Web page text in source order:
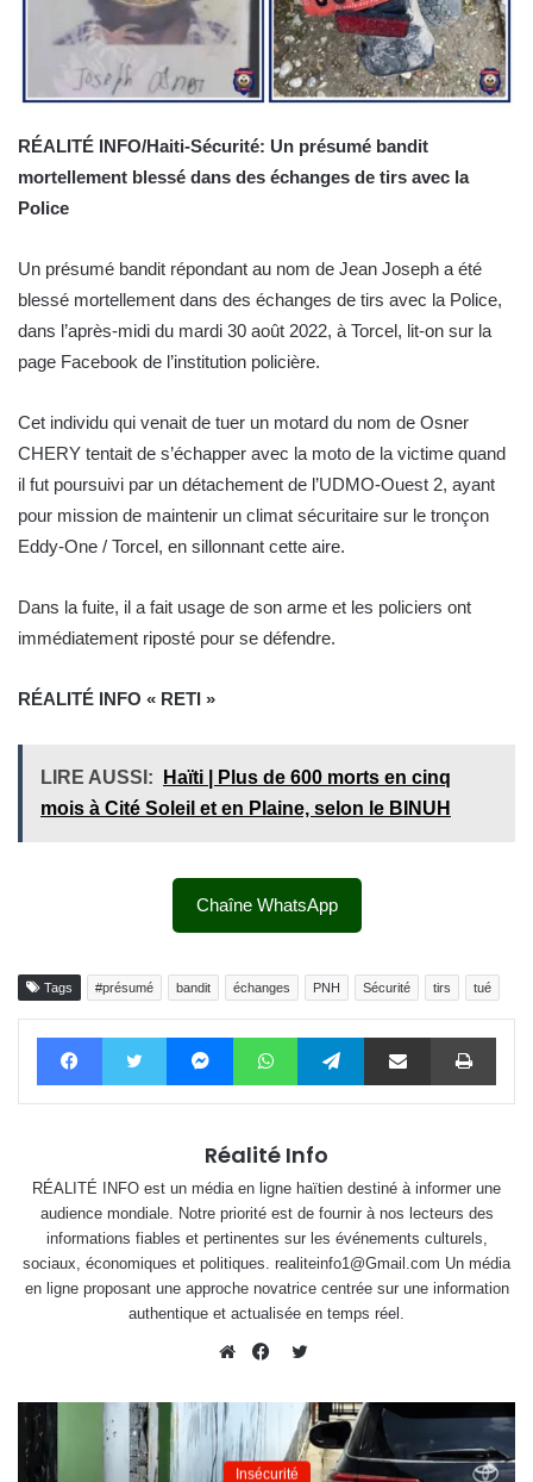
RÉALITÉ INFO/Haiti-Sécurité: Un présumé bandit
mortellement blessé dans des échanges de tirs avec la
Police
Un présumé bandit répondant au nom de Jean Joseph a été
blessé mortellement dans des échanges de tirs avec la Police,
dans l’après-midi du mardi 30 août 2022, à Torcel, lit-on sur la
page Facebook de l’institution policière.
Cet individu qui venait de tuer un motard du nom de Osner
CHERY tentait de s’échapper avec la moto de la victime quand
il fut poursuivi par un détachement de l’UDMO-Ouest 2, ayant
pour mission de maintenir un climat sécuritaire sur le tronçon
Eddy-One / Torcel, en sillonnant cette aire.
Dans la fuite, il a fait usage de son arme et les policiers ont
immédiatement riposté pour se défendre.
RÉALITÉ INFO « RETI »
LIRE AUSSI:
Haïti | Plus de 600 morts en cinq
mois à Cité Soleil et en Plaine, selon le BINUH
Chaîne WhatsApp
Tags #présumé bandit échanges PNH Sécurité tirs tué
FacebookTwitter MessengerWhatsAppTelegram Partager par email
Réalité Info
RÉALITÉ INFO est un média en ligne haïtien destiné à informer une
audience mondiale. Notre priorité est de fournir à nos lecteurs des
informations fiables et pertinentes sur les événements culturels,
sociaux, économiques et politiques. realiteinfo1@Gmail.com Un média
en ligne proposant une approche novatrice centrée sur une information
authentique et actualisée en temps réel.
Insécurité